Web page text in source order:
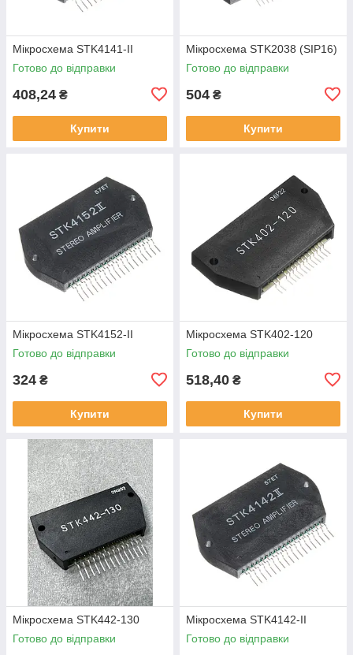
Мікросхема STK4141-II
Готово до відправки
408,24 ₴
Купити
Мікросхема STK2038 (SIP16)
Готово до відправки
504 ₴
Купити
Мікросхема STK4152-II
Готово до відправки
324 ₴
Купити
Мікросхема STK402-120
Готово до відправки
518,40 ₴
Купити
Мікросхема STK442-130
Готово до відправки
Мікросхема STK4142-II
Готово до відправки